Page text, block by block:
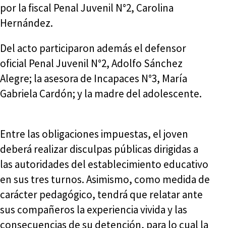
por la fiscal Penal Juvenil N°2, Carolina
Hernández.
Del acto participaron además el defensor
oficial Penal Juvenil N°2, Adolfo Sánchez
Alegre; la asesora de Incapaces N°3, María
Gabriela Cardón; y la madre del adolescente.
Entre las obligaciones impuestas, el joven
deberá realizar disculpas públicas dirigidas a
las autoridades del establecimiento educativo
en sus tres turnos. Asimismo, como medida de
carácter pedagógico, tendrá que relatar ante
sus compañeros la experiencia vivida y las
consecuencias de su detención, para lo cual la